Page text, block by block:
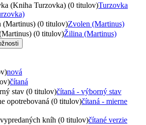
(Kniha Turzovka) (0 titulov)Turzovka
(Martinus) (0 titulov)Zvolen (Martinus)
(0 titulov)Žilina (Martinus)
nová
čítaná
stav (0 titulov)čítaná - výborný stav
opotrebovaná (0 titulov)čítaná - mierne
kníh (0 titulov)čítané verzie